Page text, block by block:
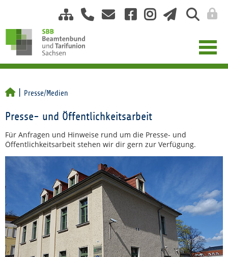
Presse/Medien
Presse- und Öffentlichkeitsarbeit
Für Anfragen und Hinweise rund um die Presse- und
Öffentlichkeitsarbeit stehen wir dir gern zur Verfügung.